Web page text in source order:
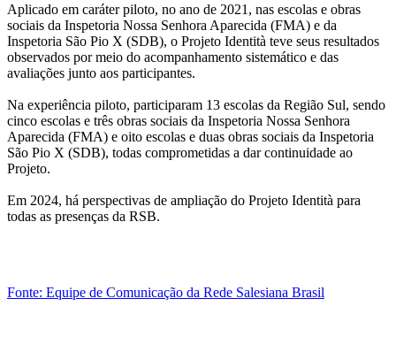
Aplicado em caráter piloto, no ano de 2021, nas escolas e obras
sociais da Inspetoria Nossa Senhora Aparecida (FMA) e da
Inspetoria São Pio X (SDB), o Projeto Identità teve seus resultados
observados por meio do acompanhamento sistemático e das
avaliações junto aos participantes.
Na experiência piloto, participaram 13 escolas da Região Sul, sendo
cinco escolas e três obras sociais da Inspetoria Nossa Senhora
Aparecida (FMA) e oito escolas e duas obras sociais da Inspetoria
São Pio X (SDB), todas comprometidas a dar continuidade ao
Projeto.
Em 2024, há perspectivas de ampliação do Projeto Identità para
todas as presenças da RSB.
Fonte: Equipe de Comunicação da Rede Salesiana Brasil